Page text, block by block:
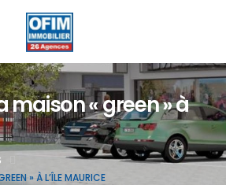
maison « green » à
» À L’ÎLE MAURICE